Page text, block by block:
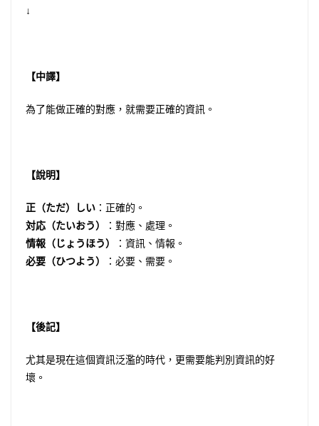
↓
【中譯】
為了能做正確的對應，就需要正確的資訊。
【說明】
正（ただ）しい ：正確的。
対応（たいおう）
：對應、處理。
情報（じょうほう）
：資訊、情報。
必要（ひつよう）
：必要、需要。
【後記】
尤其是現在這個資訊泛濫的時代，更需要能判別資訊的好
壞。